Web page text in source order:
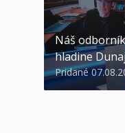
Náš
hladine
Pridané